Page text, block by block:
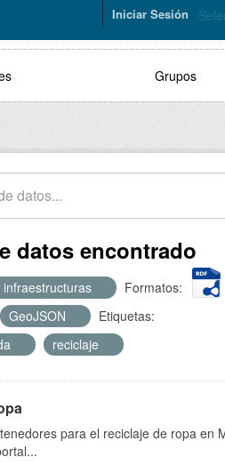
Iniciar Sesión
Grupos
datos encontrado
Formatos:
GeoJSON
Etiquetas:
reciclaje
para el reciclaje de ropa en